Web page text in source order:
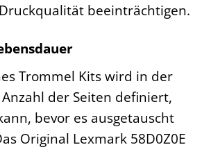
beeinträchtigen.
Trommel Kits wird in der
der Seiten definiert,
bevor es ausgetauscht
Original Lexmark 58D0Z0E